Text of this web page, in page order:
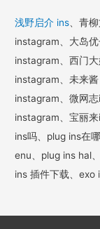
浅野启介 ins、青
instagram、大岛
instagram、西门
instagram、未来
instagram、微网
instagram、宝丽
ins吗、plug ins在
enu、plug ins hal
ins 插件下载、exo